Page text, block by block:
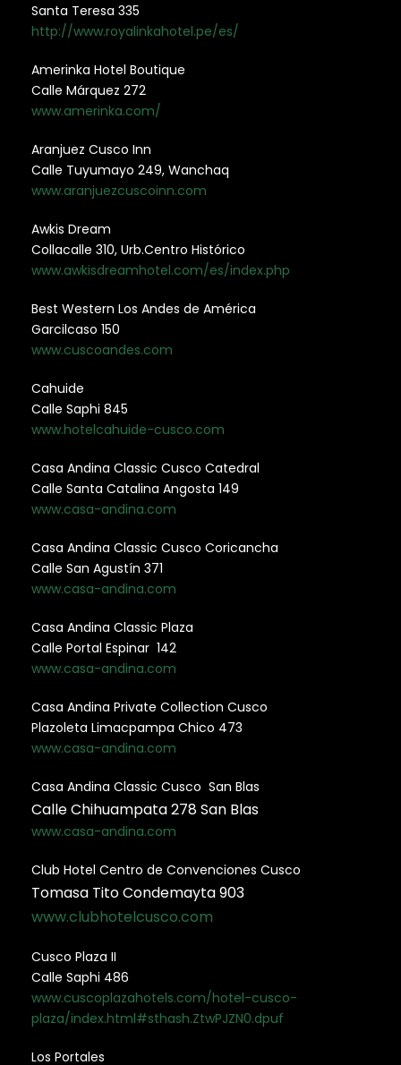
Santa Teresa 335
http://www.royalinkahotel.pe/es/
Amerinka Hotel Boutique
Calle Márquez 272
www.amerinka.com/
Aranjuez Cusco Inn
Calle Tuyumayo 249, Wanchaq
www.aranjuezcuscoinn.com
Awkis Dream
Collacalle 310, Urb.Centro Histórico
www.awkisdreamhotel.com/es/index.php
Best Western Los Andes de América
Garcilcaso 150
www.cuscoandes.com
Cahuide
Calle Saphi 845
www.hotelcahuide-cusco.com
Casa Andina Classic Cusco Catedral
Calle Santa Catalina Angosta 149
www.casa-andina.com
Casa Andina Classic Cusco Coricancha
Calle San Agustín 371
www.casa-andina.com
Casa Andina Classic Plaza
Calle Portal Espinar 142
www.casa-andina.com
Casa Andina Private Collection Cusco
Plazoleta Limacpampa Chico 473
www.casa-andina.com
Casa Andina Classic Cusco San Blas
Calle Chihuampata 278 San Blas
www.casa-andina.com
Club Hotel Centro de Convenciones Cusco
Tomasa Tito Condemayta 903
www.clubhotelcusco.com
Cusco Plaza II
Calle Saphi 486
www.cuscoplazahotels.com/hotel-cusco-
plaza/index.html#sthash.ZtwPJZN0.dpuf
Los Portales